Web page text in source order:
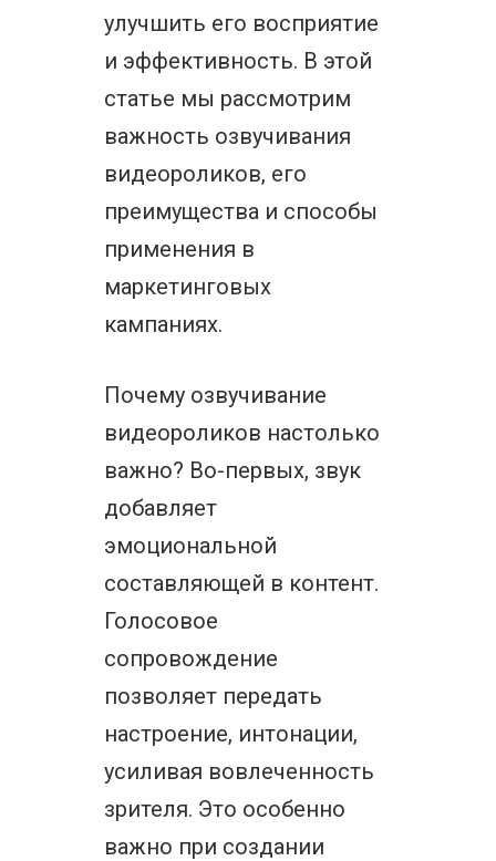
улучшить его восприятие
и эффективность. В этой
статье мы рассмотрим
важность озвучивания
видеороликов, его
преимущества и способы
применения в
маркетинговых
кампаниях.
Почему озвучивание
видеороликов настолько
важно? Во-первых, звук
добавляет
эмоциональной
составляющей в контент.
Голосовое
сопровождение
позволяет передать
настроение, интонации,
усиливая вовлеченность
зрителя. Это особенно
важно при создании